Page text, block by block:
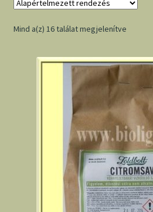
Mind a(z) 16 találat megjelenítve